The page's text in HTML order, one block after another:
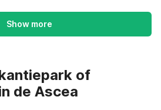
Show more
of
de Ascea